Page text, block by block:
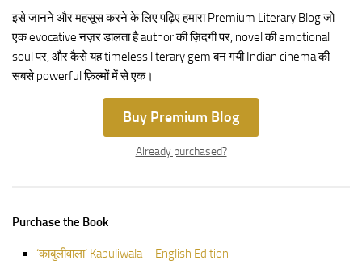
इसे जानने और महसूस करने के लिए पढ़िए हमारा Premium Literary Blog जो
एक evocative नज़र डालता है author की ज़िंदगी पर, novel की emotional
soul पर, और कैसे यह timeless literary gem बन गयी Indian cinema की
सबसे powerful फ़िल्मों में से एक।
Buy Premium Blog
Already purchased?
Purchase the Book
‘काबुलीवाला’ Kabuliwala – English Edition